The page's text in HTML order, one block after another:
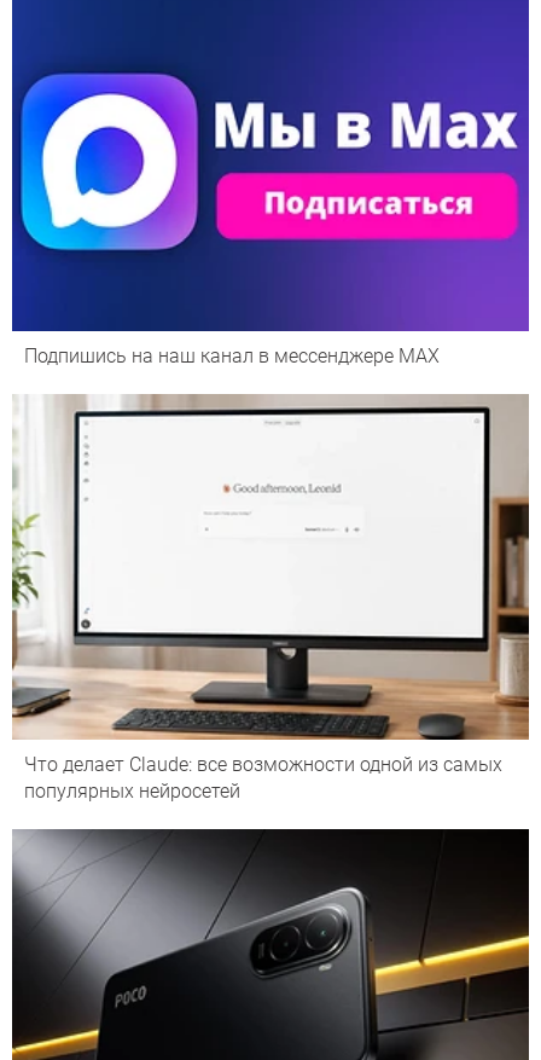
Подпишись на наш канал в мессенджере МАХ
Что делает Сlaude: все возможности одной из самых
популярных нейросетей